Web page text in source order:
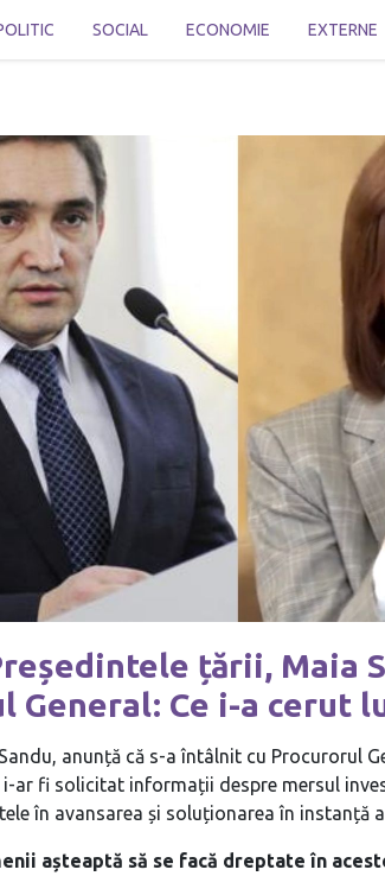
SOCIAL ECONOMIE EXTERNE
țării, Maia
General: Ce i-a cerut
anunță că s-a întâlnit cu Procurorul
ar fi solicitat informații despre mersul
în avansarea și soluționarea în instanță
așteaptă să se facă dreptate în